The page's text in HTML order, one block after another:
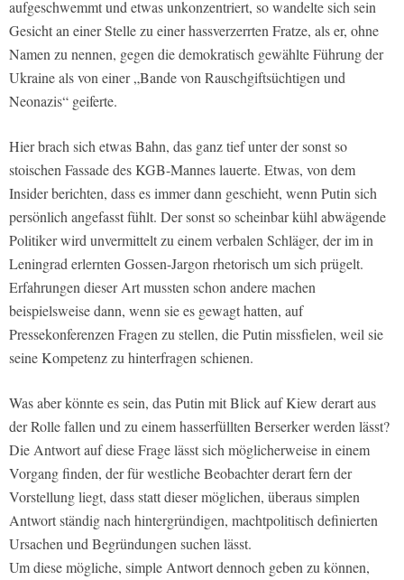
aufgeschwemmt und etwas unkonzentriert, so wandelte sich sein
Gesicht an einer Stelle zu einer hassverzerrten Fratze, als er, ohne
Namen zu nennen, gegen die demokratisch gewählte Führung der
Ukraine als von einer „Bande von Rauschgiftsüchtigen und
Neonazis“ geiferte.
Hier brach sich etwas Bahn, das ganz tief unter der sonst so
stoischen Fassade des KGB-Mannes lauerte. Etwas, von dem
Insider berichten, dass es immer dann geschieht, wenn Putin sich
persönlich angefasst fühlt. Der sonst so scheinbar kühl abwägende
Politiker wird unvermittelt zu einem verbalen Schläger, der im in
Leningrad erlernten Gossen-Jargon rhetorisch um sich prügelt.
Erfahrungen dieser Art mussten schon andere machen
beispielsweise dann, wenn sie es gewagt hatten, auf
Pressekonferenzen Fragen zu stellen, die Putin missfielen, weil sie
seine Kompetenz zu hinterfragen schienen.
Was aber könnte es sein, das Putin mit Blick auf Kiew derart aus
der Rolle fallen und zu einem hasserfüllten Berserker werden lässt?
Die Antwort auf diese Frage lässt sich möglicherweise in einem
Vorgang finden, der für westliche Beobachter derart fern der
Vorstellung liegt, dass statt dieser möglichen, überaus simplen
Antwort ständig nach hintergründigen, machtpolitisch definierten
Ursachen und Begründungen suchen lässt.
Um diese mögliche, simple Antwort dennoch geben zu können,